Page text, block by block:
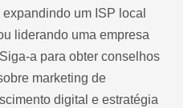
um ISP local
liderando uma empresa
a para obter conselhos
marketing de
digital e estratégia